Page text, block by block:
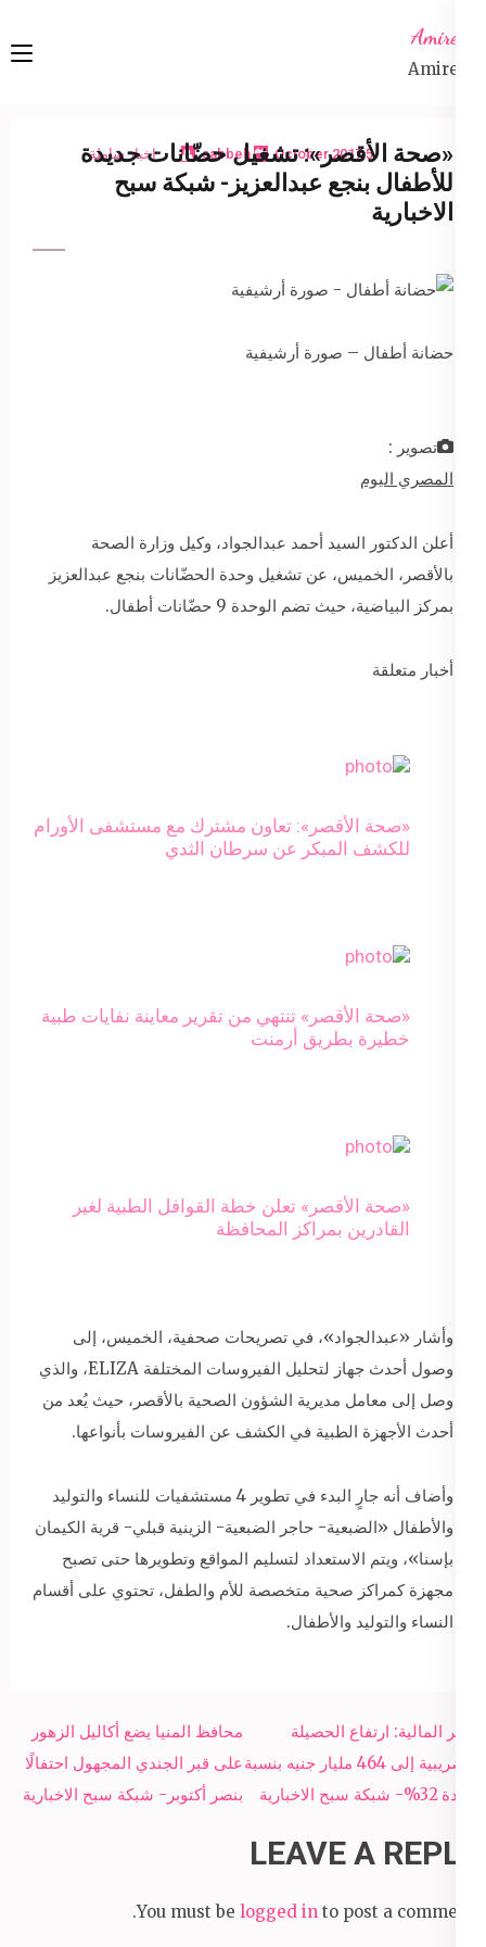
content
Amireta
Amireta
5 October 2017
sabbeh اخبار شاملة
«صحة الأقصر»: تشغيل حضّانات جديدة
للأطفال بنجع عبدالعزيز- شبكة سبح
الاخبارية
حضانة أطفال – صورة أرشيفية
تصوير :
المصري اليوم
أعلن الدكتور السيد أحمد عبدالجواد، وكيل وزارة الصحة
بالأقصر، الخميس، عن تشغيل وحدة الحضّانات بنجع عبدالعزيز
بمركز البياضية، حيث تضم الوحدة 9 حضّانات أطفال.
أخبار متعلقة
«صحة الأقصر»: تعاون مشترك مع مستشفى الأورام
للكشف المبكر عن سرطان الثدي
«صحة الأقصر» تنتهي من تقرير معاينة نفايات طبية
خطيرة بطريق أرمنت
«صحة الأقصر» تعلن خطة القوافل الطبية لغير
القادرين بمراكز المحافظة
وأشار «عبدالجواد»، في تصريحات صحفية، الخميس، إلى
وصول أحدث جهاز لتحليل الفيروسات المختلفة ELIZA، والذي
وصل إلى معامل مديرية الشؤون الصحية بالأقصر، حيث يُعد من
أحدث الأجهزة الطبية في الكشف عن الفيروسات بأنواعها.
وأضاف أنه جارٍ البدء في تطوير 4 مستشفيات للنساء والتوليد
والأطفال «الضبعية- حاجر الضبعية- الزينية قبلي- قرية الكيمان
بإسنا»، ويتم الاستعداد لتسليم المواقع وتطويرها حتى تصبح
مجهزة كمراكز صحية متخصصة للأم والطفل، تحتوي على أقسام
النساء والتوليد والأطفال.
Post
navigation
محافظ المنيا يضع أكاليل الزهور
على قبر الجندي المجهول احتفالًا
بنصر أكتوبر- شبكة سبح الاخبارية
وزير المالية: ارتفاع الحصيلة
الضريبية إلى 464 مليار جنيه بنسبة
زيادة 32%- شبكة سبح الاخبارية
LEAVE A REPLY
You must be logged in to post a comment.